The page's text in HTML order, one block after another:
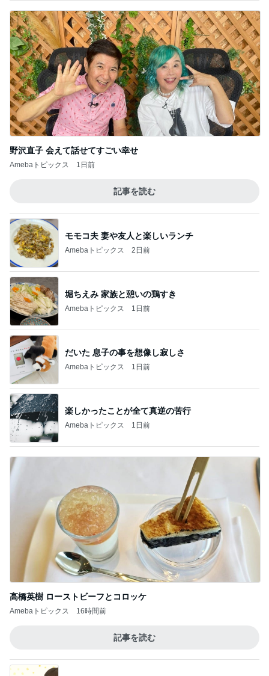
野沢直子 会えて話せてすごい幸せ
Amebaトピックス 1日前
記事を読む
モモコ夫 妻や友人と楽しいランチ
Amebaトピックス 2日前
堀ちえみ 家族と憩いの鶏すき
Amebaトピックス 1日前
だいた 息子の事を想像し寂しさ
Amebaトピックス 1日前
楽しかったことが全て真逆の苦行
Amebaトピックス 1日前
高橋英樹 ローストビーフとコロッケ
Amebaトピックス 16時間前
記事を読む